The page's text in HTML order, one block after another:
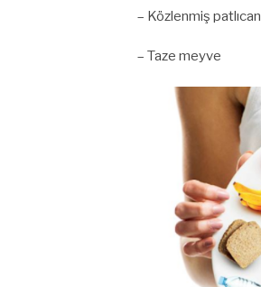
– Közlenmiş patlıcan
– Taze meyve